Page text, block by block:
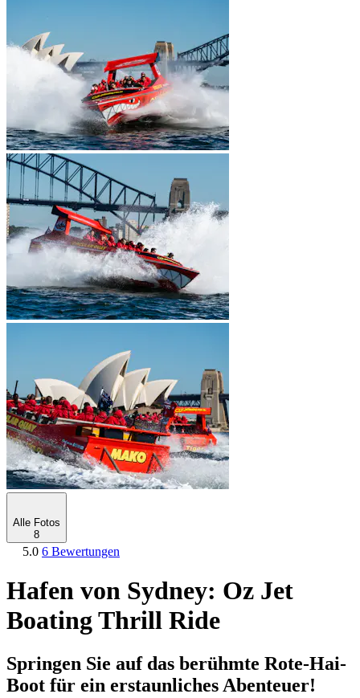
Alle Fotos
8
5.0 6 Bewertungen
Hafen von Sydney: Oz Jet
Boating Thrill Ride
Springen Sie auf das berühmte Rote-Hai-
Boot für ein erstaunliches Abenteuer!